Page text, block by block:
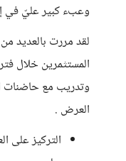
وعبء كبير عليّ في
لقد مررت بالعديد
المستثمرين خلال
وتدريب مع حاضنات
العرض .
التركيز على